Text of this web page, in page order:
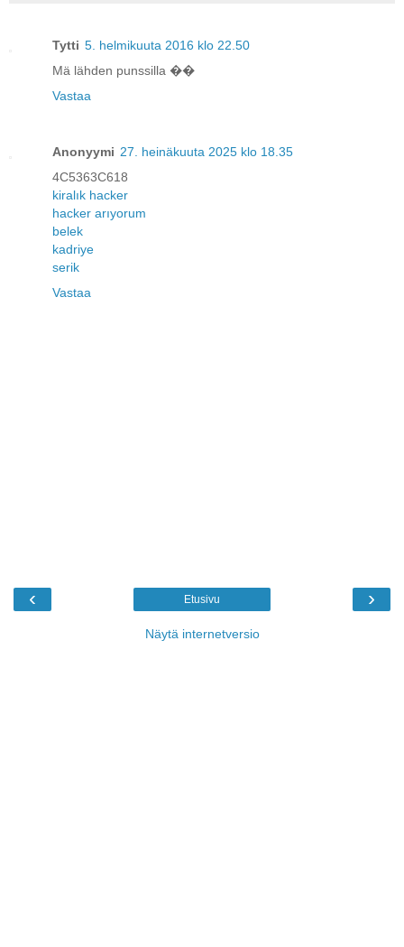
Tytti 5. helmikuuta 2016 klo 22.50
Mä lähden punssilla ��
Vastaa
Anonyymi 27. heinäkuuta 2025 klo 18.35
4C5363C618
kiralık hacker
hacker arıyorum
belek
kadriye
serik
Vastaa
‹ ›
Etusivu
Näytä internetversio